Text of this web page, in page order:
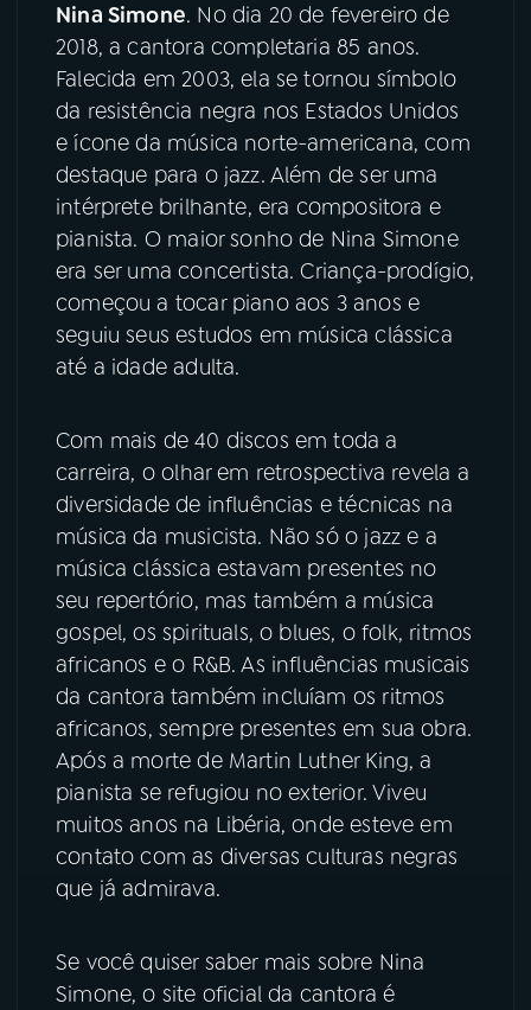
YouTube Facebook
Instagram X
TikTok
Nina Simone. No dia 20 de fevereiro de
2018, a cantora completaria 85 anos.
Falecida em 2003, ela se tornou símbolo
da resistência negra nos Estados Unidos
e ícone da música norte-americana, com
destaque para o jazz. Além de ser uma
intérprete brilhante, era compositora e
pianista. O maior sonho de Nina Simone
era ser uma concertista. Criança-prodígio,
começou a tocar piano aos 3 anos e
seguiu seus estudos em música clássica
até a idade adulta.
Com mais de 40 discos em toda a
carreira, o olhar em retrospectiva revela a
diversidade de influências e técnicas na
música da musicista. Não só o jazz e a
música clássica estavam presentes no
seu repertório, mas também a música
gospel, os spirituals, o blues, o folk, ritmos
africanos e o R&B. As influências musicais
da cantora também incluíam os ritmos
africanos, sempre presentes em sua obra.
Após a morte de Martin Luther King, a
pianista se refugiou no exterior. Viveu
muitos anos na Libéria, onde esteve em
contato com as diversas culturas negras
que já admirava.
Se você quiser saber mais sobre Nina
Simone, o site oficial da cantora é